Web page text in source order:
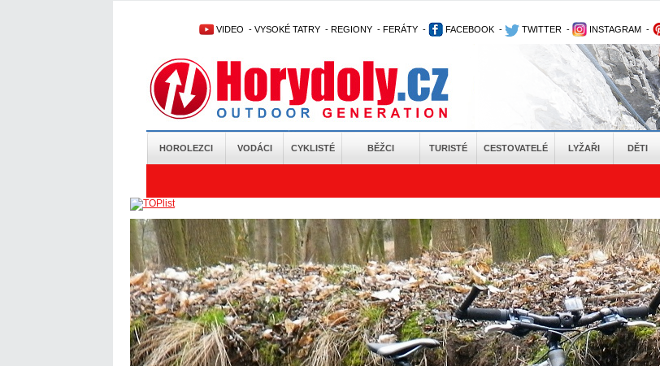
VIDEO - VYSOKÉ TATRY - REGIONY - FERÁTY - FACEBOOK - TWITTER - INSTAGRAM -
HOROLEZCI VODÁCI CYKLISTÉ BĚŽCI TURISTÉ CESTOVATELÉ LYŽAŘI DĚTI